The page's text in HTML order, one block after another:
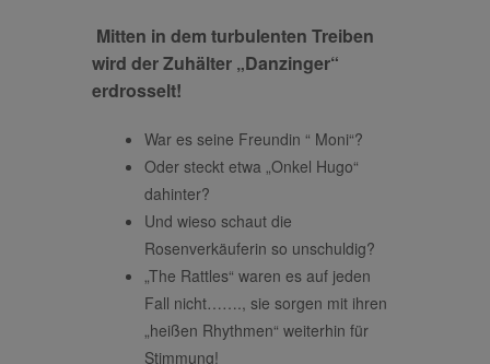
Mitten in dem turbulenten Treiben
wird der Zuhälter „Danzinger“
erdrosselt!
War es seine Freundin “ Moni“?
Oder steckt etwa „Onkel Hugo“
dahinter?
Und wieso schaut die
Rosenverkäuferin so unschuldig?
„The Rattles“ waren es auf jeden
Fall nicht……., sie sorgen mit ihren
„heißen Rhythmen“ weiterhin für
Stimmung!